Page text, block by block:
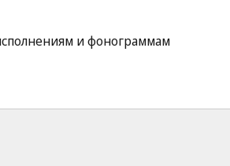
и фонограммам